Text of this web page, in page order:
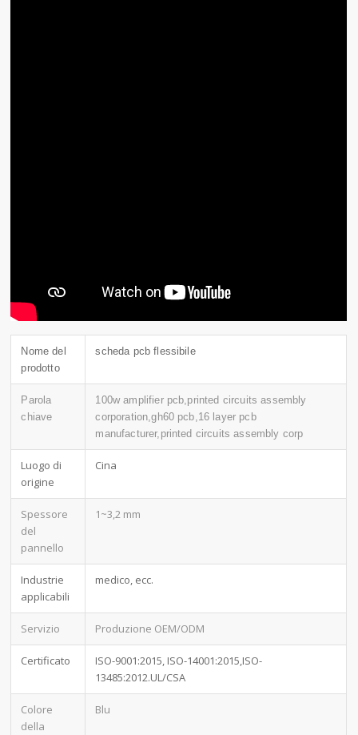
Nome del
prodotto
scheda pcb flessibile
Parola
chiave
100w amplifier pcb,printed circuits assembly
corporation,gh60 pcb,16 layer pcb
manufacturer,printed circuits assembly corp
Luogo di
origine
Cina
Spessore
del
pannello
1~3,2 mm
Industrie
applicabili
medico, ecc.
Servizio Produzione OEM/ODM
Certificato
ISO-9001:2015, ISO-14001:2015,ISO-
13485:2012.UL/CSA
Colore
della
Blu